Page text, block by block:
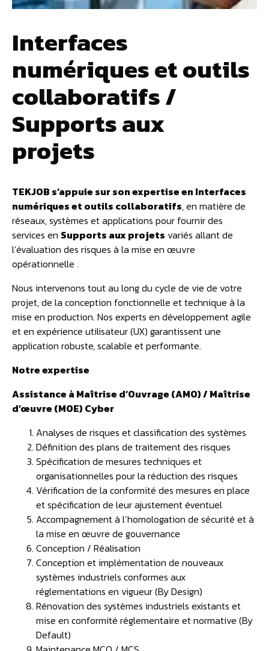
Interfaces
numériques et outils
collaboratifs /
Supports aux
projets
TEKJOB s’appuie sur son expertise en Interfaces
numériques et outils collaboratifs, en matière de
réseaux, systèmes et applications pour fournir des
services en Supports aux projets variés allant de
l’évaluation des risques à la mise en œuvre
opérationnelle .
Nous intervenons tout au long du cycle de vie de votre
projet, de la conception fonctionnelle et technique à la
mise en production. Nos experts en développement agile
et en expérience utilisateur (UX) garantissent une
application robuste, scalable et performante.
Notre expertise
Assistance à Maîtrise d’Ouvrage (AMO) / Maîtrise
d’œuvre (MOE) Cyber
Analyses de risques et classification des systèmes​
Définition des plans de traitement des risques​
Spécification de mesures techniques et
organisationnelles pour la réduction des risques
Vérification de la conformité des mesures en place
et spécification de leur ajustement éventuel
Accompagnement à l’homologation de sécurité et à
la mise en œuvre de gouvernance
Conception / Réalisation​
Conception et implémentation de nouveaux
systèmes industriels conformes aux
réglementations en vigueur (By Design)​
Rénovation des systèmes industriels existants et
mise en conformité réglementaire et normative (By
Default)​